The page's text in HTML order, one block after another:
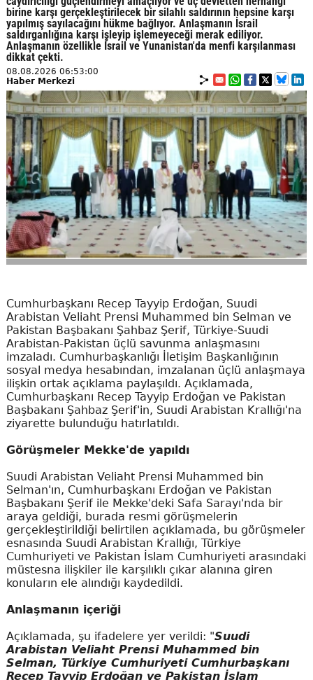
birine karşı gerçekleştirilecek bir silahlı saldırının hepsine karşı
yapılmış sayılacağını hükme bağlıyor. Anlaşmanın İsrail
saldırganlığına karşı işleyip işlemeyeceği merak ediliyor.
Anlaşmanın özellikle İsrail ve Yunanistan'da menfi karşılanması
dikkat çekti.
08.08.2026 06:53:00
Haber Merkezi
Cumhurbaşkanı Recep Tayyip Erdoğan, Suudi
Arabistan Veliaht Prensi Muhammed bin Selman ve
Pakistan Başbakanı Şahbaz Şerif, Türkiye-Suudi
Arabistan-Pakistan üçlü savunma anlaşmasını
imzaladı. Cumhurbaşkanlığı İletişim Başkanlığının
sosyal medya hesabından, imzalanan üçlü anlaşmaya
ilişkin ortak açıklama paylaşıldı. Açıklamada,
Cumhurbaşkanı Recep Tayyip Erdoğan ve Pakistan
Başbakanı Şahbaz Şerif'in, Suudi Arabistan Krallığı'na
ziyarette bulunduğu hatırlatıldı.
Görüşmeler Mekke'de yapıldı
Suudi Arabistan Veliaht Prensi Muhammed bin
Selman'ın, Cumhurbaşkanı Erdoğan ve Pakistan
Başbakanı Şerif ile Mekke'deki Safa Sarayı'nda bir
araya geldiği, burada resmi görüşmelerin
gerçekleştirildiği belirtilen açıklamada, bu görüşmeler
esnasında Suudi Arabistan Krallığı, Türkiye
Cumhuriyeti ve Pakistan İslam Cumhuriyeti arasındaki
müstesna ilişkiler ile karşılıklı çıkar alanına giren
konuların ele alındığı kaydedildi.
Anlaşmanın içeriği
Açıklamada, şu ifadelere yer verildi: "Suudi
Arabistan Veliaht Prensi Muhammed bin
Selman, Türkiye Cumhuriyeti Cumhurbaşkanı
Recep Tayyip Erdoğan ve Pakistan İslam